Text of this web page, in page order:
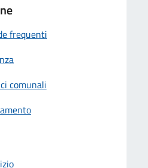
frequenti
comunali